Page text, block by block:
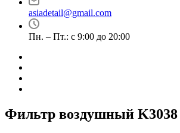
asiadetail@gmail.com
Пн. – Пт.: с 9:00 до 20:00
Фильтр воздушный K3038